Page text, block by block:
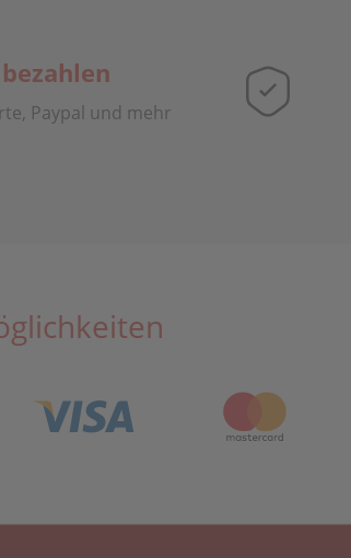
Paypal und mehr